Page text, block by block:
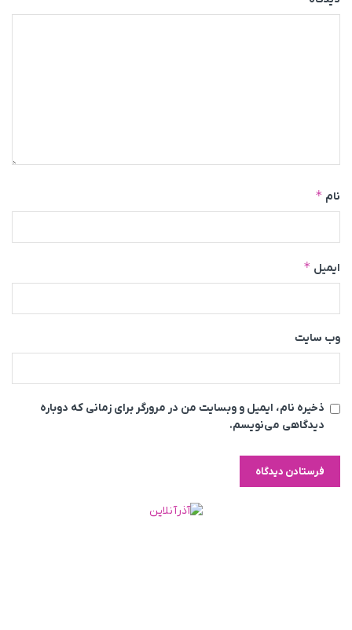
نام *
ایمیل *
وب‌ سایت
ذخیره نام، ایمیل و وبسایت من در مرورگر برای زمانی که دوباره
دیدگاهی می‌نویسم.